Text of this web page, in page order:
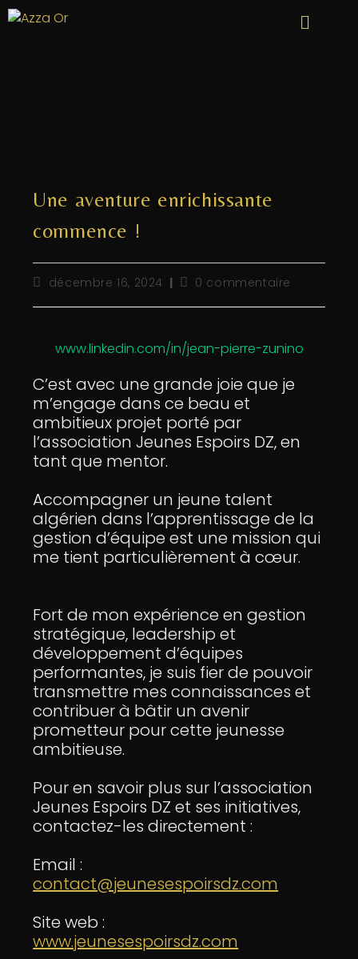
Une aventure enrichissante
commence !
décembre 16, 2024 0 commentaire
www.linkedin.com/in/jean-pierre-zunino
C’est avec une grande joie que je
m’engage dans ce beau et
ambitieux projet porté par
l’association Jeunes Espoirs DZ, en
tant que mentor.
Accompagner un jeune talent
algérien dans l’apprentissage de la
gestion d’équipe est une mission qui
me tient particulièrement à cœur.
Fort de mon expérience en gestion
stratégique, leadership et
développement d’équipes
performantes, je suis fier de pouvoir
transmettre mes connaissances et
contribuer à bâtir un avenir
prometteur pour cette jeunesse
ambitieuse.
Pour en savoir plus sur l’association
Jeunes Espoirs DZ et ses initiatives,
contactez-les directement :
Email :
contact@jeunesespoirsdz.com
Site web :
www.jeunesespoirsdz.com